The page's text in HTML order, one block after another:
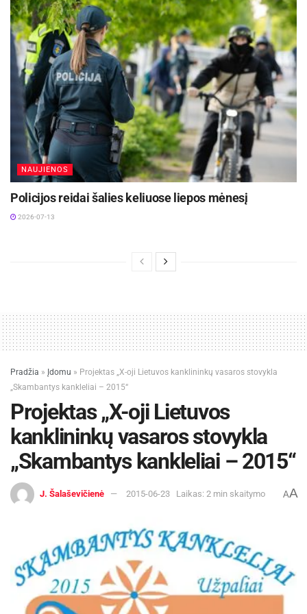
NAUJIENOS
Policijos reidai šalies keliuose liepos mėnesį
2026-07-13
Pradžia » Įdomu » Projektas „X-oji Lietuvos kanklininkų vasaros stovykla
„Skambantys kankleliai – 2015“
Projektas „X-oji Lietuvos
kanklininkų vasaros stovykla
„Skambantys kankleliai – 2015“
J. Šalaševičienė 2015-06-23 Laikas: 2 min skaitymo AA